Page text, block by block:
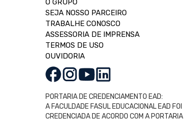
O GRUPO
SEJA NOSSO PARCEIRO
TRABALHE CONOSCO
ASSESSORIA DE IMPRENSA
TERMOS DE USO
OUVIDORIA
PORTARIA DE CREDENCIAMENTO EAD:
A FACULDADE FASUL EDUCACIONAL EAD FOI
CREDENCIADA DE ACORDO COM A PORTARIA